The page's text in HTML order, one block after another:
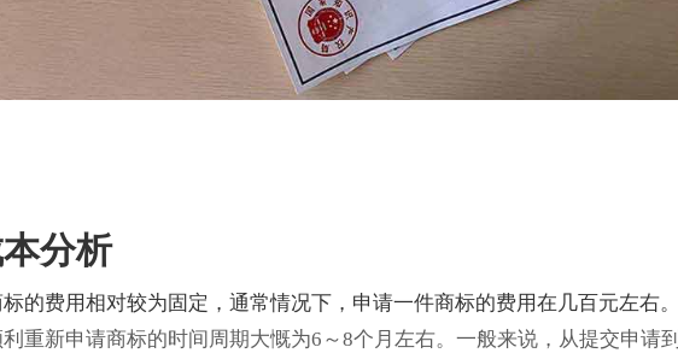
分析
的费用相对较为固定，通常情况下，申请一件商标的费用在几百元左右。
重新申请商标的时间周期大慨为6～8个月左右。一般来说，从提交申请到